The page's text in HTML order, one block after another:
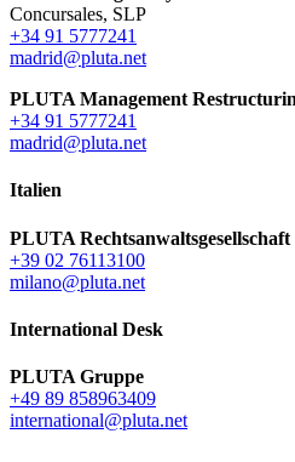
Concursales, SLP
+34 91 5777241
madrid@pluta.net
PLUTA Management
+34 91 5777241
madrid@pluta.net
Italien
PLUTA
+39 02 76113100
milano@pluta.net
International Desk
PLUTA Gruppe
+49 89 858963409
international@pluta.net